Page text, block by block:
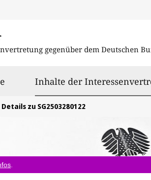
gegenüber dem Deutschen
Inhalte der
Details zu SG2503280122